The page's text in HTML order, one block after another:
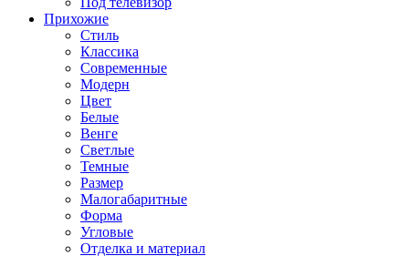
Прихожие
Стиль
Классика
Современные
Модерн
Цвет
Белые
Венге
Светлые
Темные
Размер
Малогабаритные
Форма
Угловые
Отделка и материал